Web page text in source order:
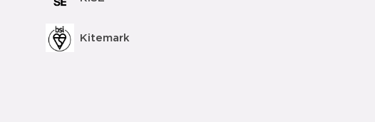
Kitemark